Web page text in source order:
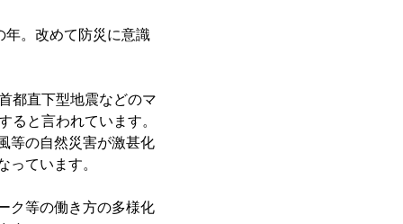
年。改めて防災に意識
都直下型地震などのマ
ると言われています。
等の自然災害が激甚化
っています。
ク等の働き方の多様化